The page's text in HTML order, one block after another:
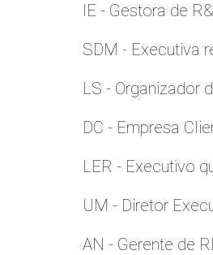
IE - Gestora de
SDM - Executiva
LS - Organizador
DC - Empresa
LER - Executivo
UM - Diretor
AN - Gerente de